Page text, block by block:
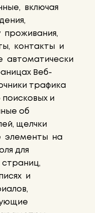
включая
проживания,
контакты и
автоматически
Веб-
трафика
и
об
щелчки
элементы на
для
и